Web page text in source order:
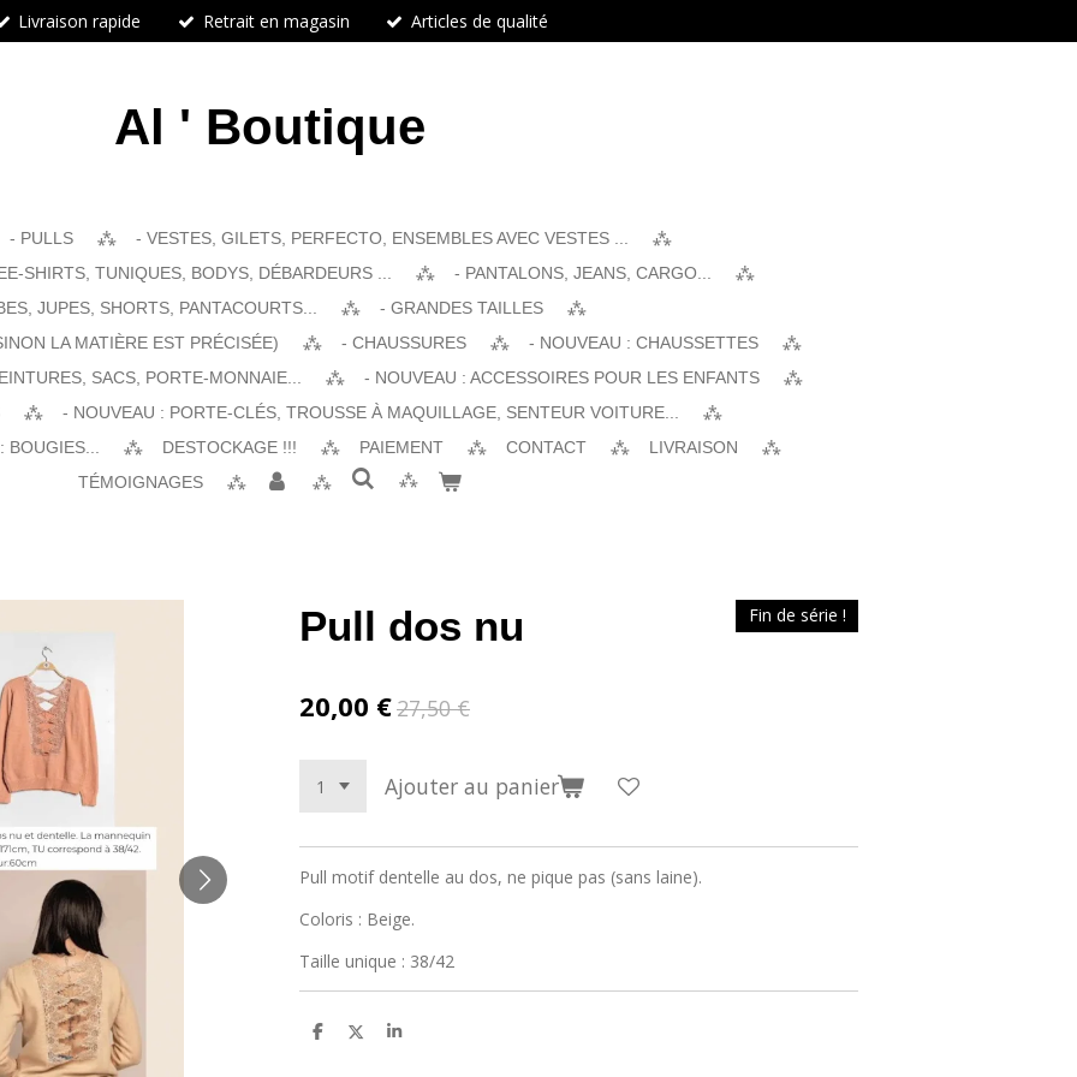
Livraison rapide Retrait en magasin Articles de qualité
Al ' Boutique
- PULLS
- VESTES, GILETS, PERFECTO, ENSEMBLES AVEC VESTES ...
SHIRTS, TUNIQUES, BODYS, DÉBARDEURS ...
- PANTALONS, JEANS, CARGO...
JUPES, SHORTS, PANTACOURTS...
- GRANDES TAILLES
LA MATIÈRE EST PRÉCISÉE)
- CHAUSSURES
- NOUVEAU : CHAUSSETTES
SACS, PORTE-MONNAIE...
- NOUVEAU : ACCESSOIRES POUR LES ENFANTS
- NOUVEAU : PORTE-CLÉS, TROUSSE À MAQUILLAGE, SENTEUR VOITURE...
DESTOCKAGE !!! PAIEMENT CONTACT
LIVRAISON
TÉMOIGNAGES
Pull dos nu Fin de série !
20,00 €27,50 €
Ajouter au panier
Pull motif dentelle au dos, ne pique pas (sans laine).
Coloris : Beige.
Taille unique : 38/42
P
P
P